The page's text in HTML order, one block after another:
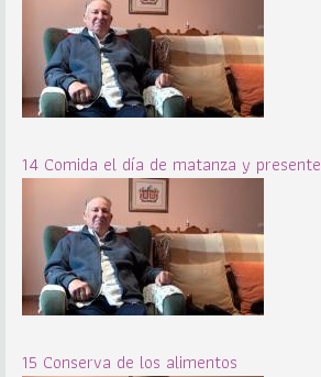
14 Comida el día de matanza y presente
15 Conserva de los alimentos